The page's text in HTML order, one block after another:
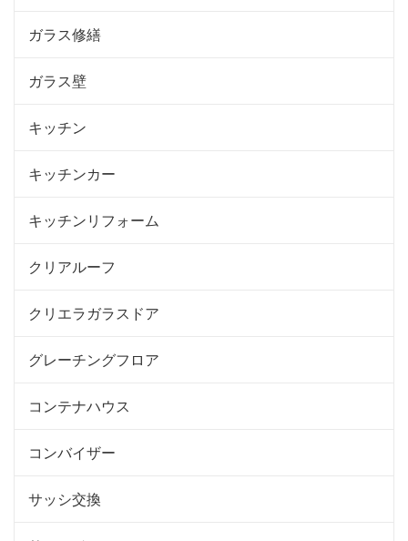
ガラス修繕
ガラス壁
キッチン
キッチンカー
キッチンリフォーム
クリアルーフ
クリエラガラスドア
グレーチングフロア
コンテナハウス
コンバイザー
サッシ交換